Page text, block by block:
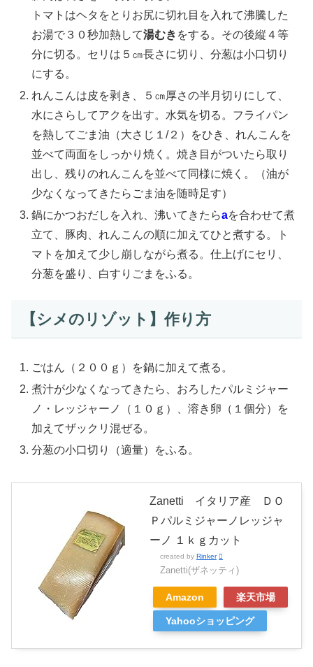
トマトはヘタをとりお尻に切れ目を入れて沸騰した
お湯で３０秒加熱して湯むき をする。その後縦４等
分に切る。セリは５㎝長さに切り、分葱は小口切り
にする。
れんこんは皮を剥き、５㎝厚さの半月切りにして、
水にさらしてアクを出す。水気を切る。フライパン
を熱してごま油（大さじ１/２）をひき、れんこんを
並べて両面をしっかり焼く。焼き目がついたら取り
出し、残りのれんこんを並べて同様に焼く。（油が
少なくなってきたらごま油を随時足す）
鍋にかつおだしを入れ、沸いてきたらaを合わせて煮
立て、豚肉、れんこんの順に加えてひと煮する。ト
マトを加えて少し崩しながら煮る。仕上げにセリ、
分葱を盛り、白すりごまをふる。
【シメのリゾット】作り方
ごはん（２００ｇ）を鍋に加えて煮る。
煮汁が少なくなってきたら、おろしたパルミジャー
ノ・レッジャーノ（１０ｇ）、溶き卵（１個分）を
加えてザックリ混ぜる。
分葱の小口切り（適量）をふる。
Zanetti イタリア産 ＤＯ
Ｐパルミジャーノレッジャ
ーノ １ｋｇカット
created by Rinker
Zanetti(ザネッティ)
Amazon 楽天市場
Yahooショッピング